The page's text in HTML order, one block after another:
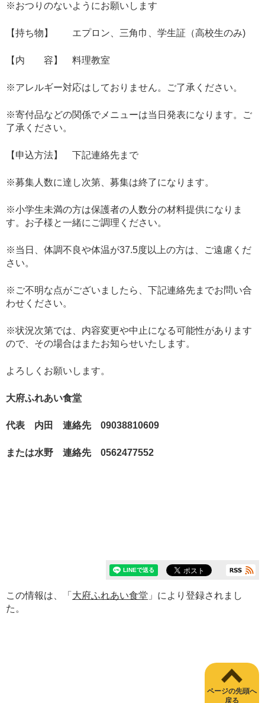
※おつりのないようにお願いします
【持ち物】 エプロン、三角巾、学生証（高校生のみ)
【内 容】 料理教室
※アレルギー対応はしておりません。ご了承ください。
※寄付品などの関係でメニューは当日発表になります。ご
了承ください。
【申込方法】 下記連絡先まで
※募集人数に達し次第、募集は終了になります。
※小学生未満の方は保護者の人数分の材料提供になりま
す。お子様と一緒にご調理ください。
※当日、体調不良や体温が37.5度以上の方は、ご遠慮くだ
さい。
※ご不明な点がございましたら、下記連絡先までお問い合
わせください。
※状況次第では、内容変更や中止になる可能性があります
ので、その場合はまたお知らせいたします。
よろしくお願いします。
大府ふれあい食堂
代表 内田 連絡先 09038810609
または水野 連絡先 0562477552
この情報は、「 大府ふれあい食堂 」により登録されまし
た。
ページの先頭へ
戻る